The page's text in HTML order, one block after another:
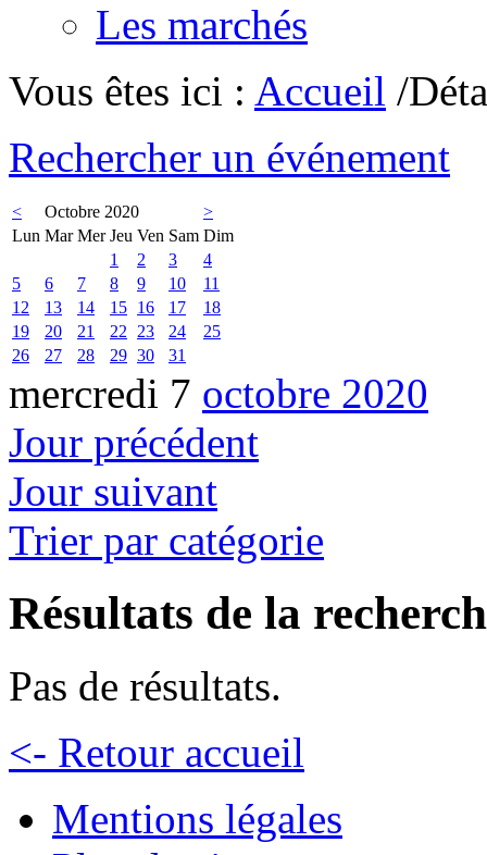
Les marchés
Vous êtes ici : Accueil /
Rechercher un événement
< Octobre 2020
>
Lun Mar Mer Jeu Ven Sam Dim
1
2 3
4
5
6 7 8 9 10
11
12
13 14 15 16 17
18
19
20 21 22 23 24
25
26
27 28 29 30 31
mercredi 7 octobre 2020
Jour précédent
Jour suivant
Trier par catégorie
Résultats de la
Pas de résultats.
<- Retour accueil
Mentions légales